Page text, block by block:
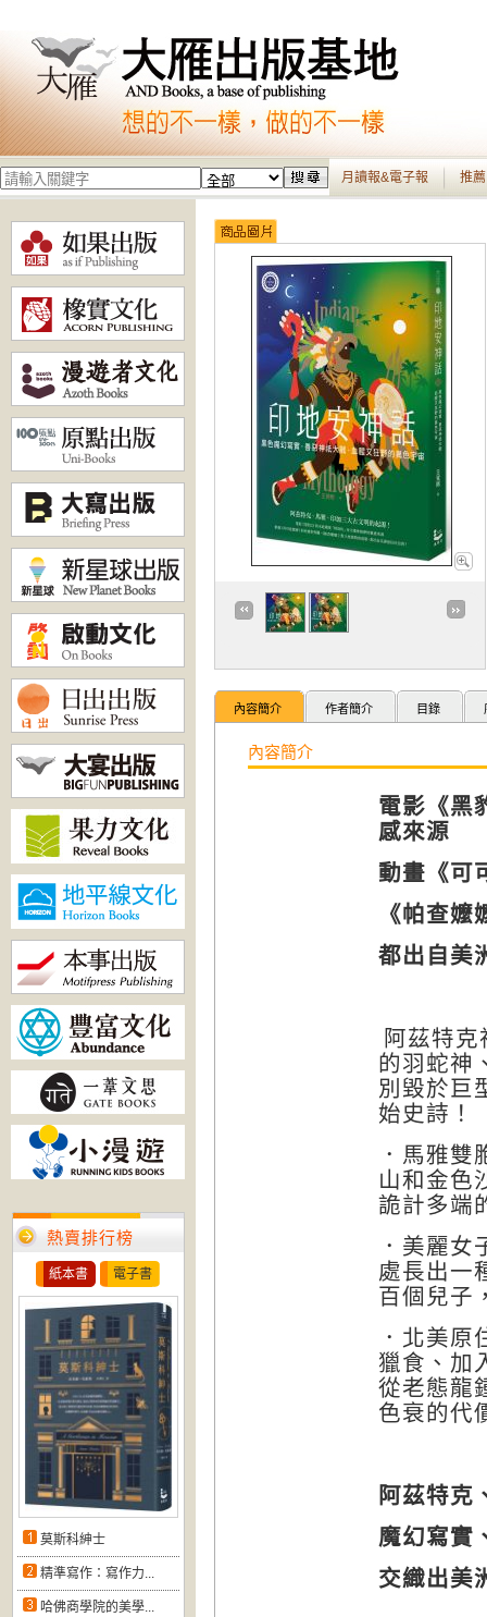
月讀報&電子報 推
熱賣排行榜
紙本書 電子書
莫斯科紳士
精準寫作：寫作力...
哈佛商學院的美學...
內容簡介 作者簡介 目錄
內容簡介
電影《黑
感來源
動畫《可
《帕查
都出自美
．阿茲特
的羽蛇神
別毀於巨
始史詩！
．馬雅雙
山和金色
詭計多端
．美麗
處長出一
百個兒子
．北美
獵食、加
從老態龍
色衰的
阿茲特克
魔幻寫實
交織出美